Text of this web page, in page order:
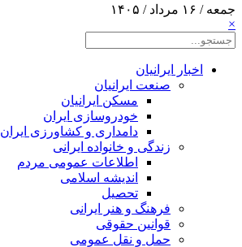
جمعه / ۱۶ مرداد / ۱۴۰۵
×
اخبار ایرانیان
صنعت ایرانیان
مسکن ایرانیان
خودروسازی ایران
دامداری و کشاورزی ایران
زندگی و خانواده ایرانی
اطلاعات عمومی مردم
اندیشه اسلامی
تحصیل
فرهنگ و هنر ایرانی
قوانین حقوقی
حمل و نقل عمومی